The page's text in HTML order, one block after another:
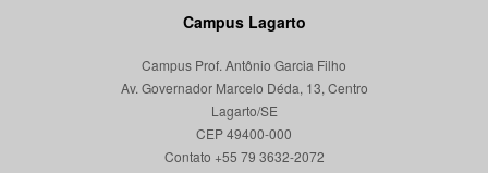
Campus Lagarto
Campus Prof. Antônio Garcia Filho
Av. Governador Marcelo Déda, 13, Centro
Lagarto/SE
CEP 49400-000